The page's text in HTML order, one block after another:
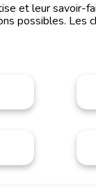
et leur savoir-
possibles. Les